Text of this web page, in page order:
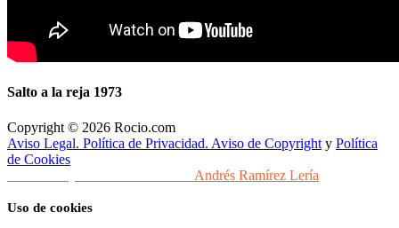
Salto a la reja 1973
Copyright © 2026 Rocio.com
Aviso Legal. Política de Privacidad. Aviso de Copyright y Política
de Cookies
Andrés Ramírez Lería
Uso de cookies